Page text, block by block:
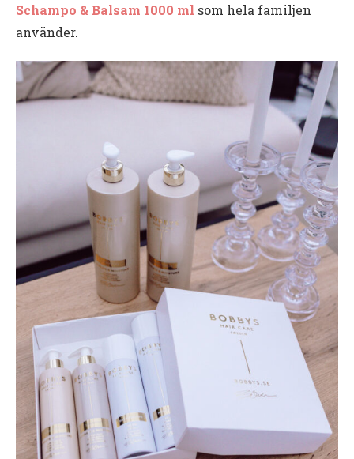
Schampo & Balsam 1000 ml som hela familjen
använder.